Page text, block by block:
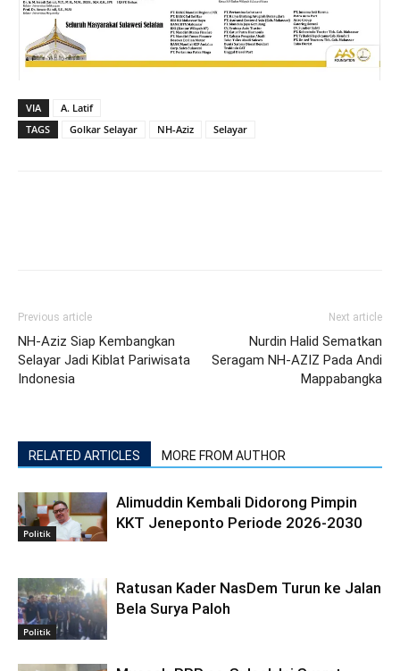
VIA
A. Latif
TAGS
Golkar Selayar NH-Aziz Selayar
Previous article
NH-Aziz Siap Kembangkan
Selayar Jadi Kiblat Pariwisata
Indonesia
Next article
Nurdin Halid Sematkan
Seragam NH-AZIZ Pada Andi
Mappabangka
RELATED ARTICLES MORE FROM AUTHOR
Politik
Alimuddin Kembali Didorong Pimpin
KKT Jeneponto Periode 2026-2030
Politik
Ratusan Kader NasDem Turun ke Jalan
Bela Surya Paloh